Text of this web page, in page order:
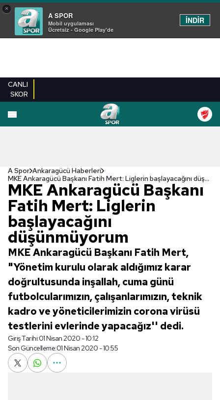
×
A SPOR
Mobil uygulaması
Ücretsiz - Google Play'de
İNDİR
CANLI
SKOR
A Spor Ankaragücü Haberleri
MKE Ankaragücü Başkanı Fatih Mert: Liglerin başlayacağını düşünmüyorum
MKE Ankaragücü Başkanı
Fatih Mert: Liglerin
başlayacağını
düşünmüyorum
MKE Ankaragücü Başkanı Fatih Mert,
"Yönetim kurulu olarak aldığımız karar
doğrultusunda inşallah, cuma günü
futbolcularımızın, çalışanlarımızın, teknik
kadro ve yöneticilerimizin corona virüsü
testlerini evlerinde yapacağız'' dedi.
Giriş Tarihi:01 Nisan 2020 - 10:12
Son Güncelleme:01 Nisan 2020 - 10:55